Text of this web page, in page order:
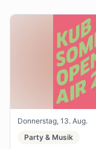
Donnerstag, 13. Aug.
Party & Musik